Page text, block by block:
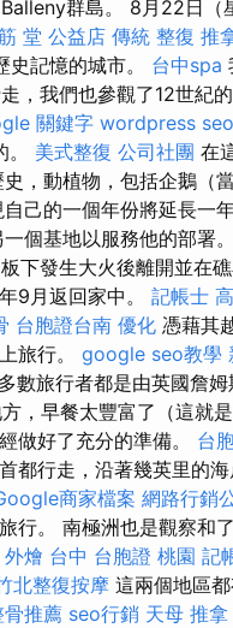
群島。 8月22日（
堂 公益店 傳統 整復 推
記憶的城市。 台中spa
，我們也參觀了12世紀
關鍵字 wordpress seo
美式整復 公司社團 在
，動植物，包括企鵝（
己的一個年份將延長一
個基地以服務他的部署
下發生大火後離開並在
9月返回家中。 記帳士
台胞證台南 優化 憑藉其
旅行。 google seo教學
數旅行者都是由英國詹
，早餐太豐富了（這就
做好了充分的準備。 台
行走，沿著幾英里的海
商家檔案 網路行銷
行。 南極洲也是觀察和
外燴 台中 台胞證 桃園 記
北整復按摩 這兩個地區
骨推薦 seo行銷 天母 推拿